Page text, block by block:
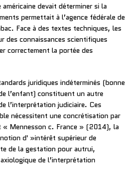
devait déterminer si la
permettait à l’agence fédérale de
Face à des textes techniques, les
des connaissances scientifiques
correctement la portée des
juridiques indéterminés (bonne
l’enfant) constituent un autre
l’interprétation judiciaire. Ces
nécessitent une concrétisation par
« Mennesson c. France » (2014), la
d' »intérêt supérieur de
de la gestation pour autrui,
de l’interprétation